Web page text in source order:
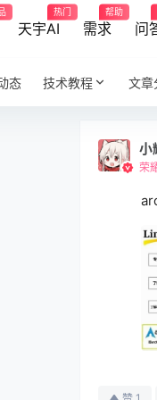
天宇AI
热门
需求
帮助
问
态 技术教程 文章
小
荣